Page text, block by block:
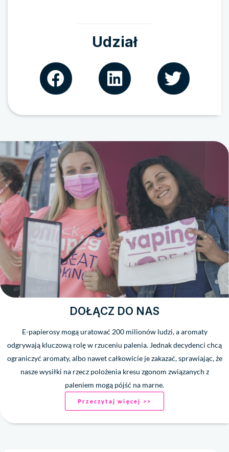
Udział
DOŁĄCZ DO NAS
E-papierosy mogą uratować 200 milionów ludzi, a aromaty
odgrywają kluczową rolę w rzuceniu palenia. Jednak decydenci chcą
ograniczyć aromaty, albo nawet całkowicie je zakazać, sprawiając, że
nasze wysiłki na rzecz polożenia kresu zgonom związanych z
paleniem mogą pójść na marne.
Przeczytaj więcej >>